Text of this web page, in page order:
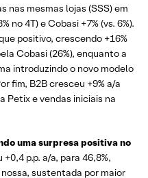
nas mesmas lojas (SSS) em
no 4T) e Cobasi +7% (vs. 6%).
positivo, crescendo +16%
Cobasi (26%), enquanto a
introduzindo o novo modelo
fim, B2B cresceu +9% a/a
Petix e vendas iniciais na
uma surpresa positiva no
p.p. a/a, para 46,8%,
sustentada por maior